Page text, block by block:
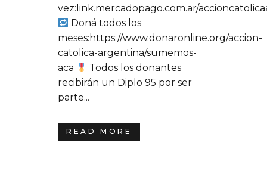
vez:link.mercadopago.com.ar/
Doná todos los
meses:https://www.donaronline.org/accion-
catolica-argentina/sumemos-
aca
Todos los donantes
recibirán un Diplo 95 por ser
parte...
READ MORE